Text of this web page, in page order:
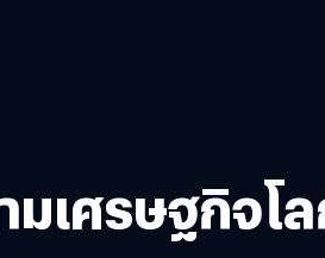
เศรษฐกิจโ